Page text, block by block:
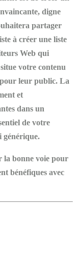
digne
partager
à créer une liste
Web qui
votre contenu
leur public. La
et
dans un
de votre
générique.
la bonne voie pour
bénéfiques avec